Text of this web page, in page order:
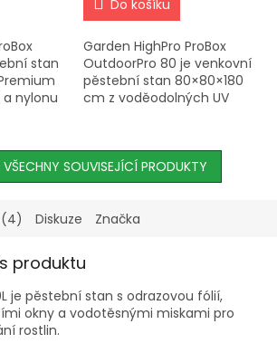
stan
nylonu
Do košíku
Garden HighPro ProBox
OutdoorPro 80 je venkovní
pěstební stan 80×80×180
cm z voděodolných UV
vzduchotechniku pro
outdoor...
SOUVISEJÍCÍ PRODUKTY
Diskuze Značka
produktu
je pěstební stan s odrazovou fólií,
okny a vodotěsnými miskami pro
rostlin.